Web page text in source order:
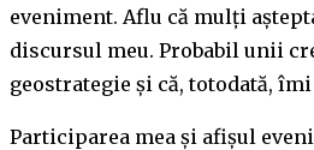
eveniment. Aflu că mulți
discursul meu. Probabil unii
geostrategie și că, totodată,
Participarea mea și afișul